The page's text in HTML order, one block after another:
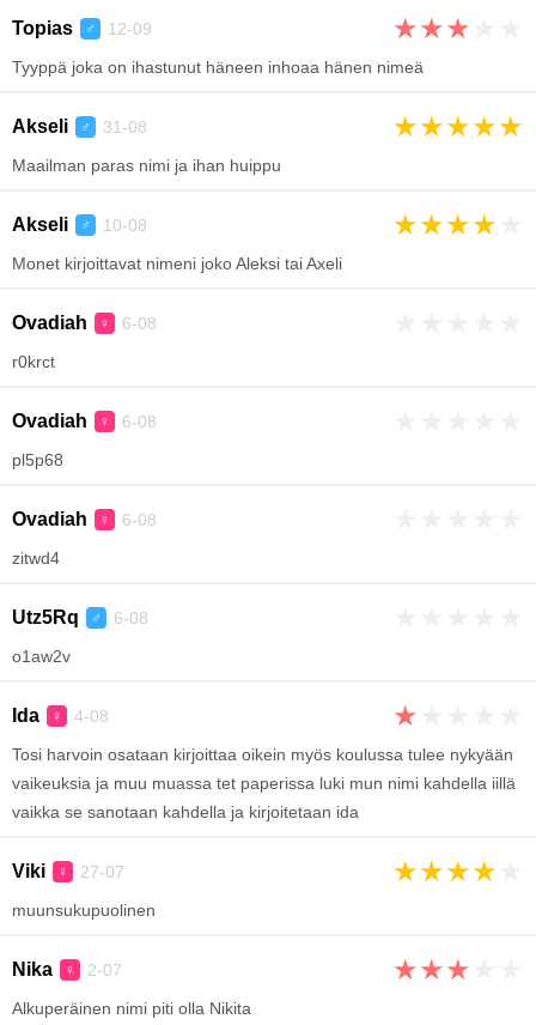
Topias ♂ 12-09 ★★★
Tyyppä joka on ihastunut häneen inhoaa hänen nimeä
Akseli ♂ 31-08 ★★★★★
Maailman paras nimi ja ihan huippu
Akseli ♂ 10-08 ★★★★
Monet kirjoittavat nimeni joko Aleksi tai Axeli
Ovadiah ♀ 6-08
r0krct
Ovadiah ♀ 6-08
pl5p68
Ovadiah ♀ 6-08
zitwd4
Utz5Rq ♂ 6-08
o1aw2v
Ida ♀ 4-08 ★
Tosi harvoin osataan kirjoittaa oikein myös koulussa tulee nykyään
vaikeuksia ja muu muassa tet paperissa luki mun nimi kahdella iillä
vaikka se sanotaan kahdella ja kirjoitetaan ida
Viki ♀ 27-07 ★★★★
muunsukupuolinen
Nika ♀ 2-07 ★★★
Alkuperäinen nimi piti olla Nikita